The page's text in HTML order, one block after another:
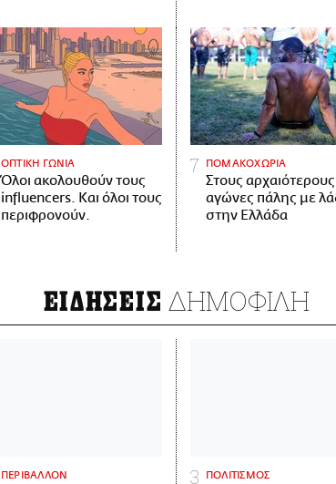
ΟΠΤΙΚΗ ΓΩΝΙΑ
Όλοι ακολουθούν τους
influencers. Και όλοι τους
περιφρονούν.
ΠΟΜΑΚΟΧΩΡΙΑ
Στους αρχαιότερους
αγώνες πάλης με
στην Ελλάδα
ΕΙΔΗΣΕΙΣ ΔΗΜΟΦΙΛΗ
ΠΕΡΙΒΑΛΛΟΝ ΠΟΛΙΤΙΣΜΟΣ